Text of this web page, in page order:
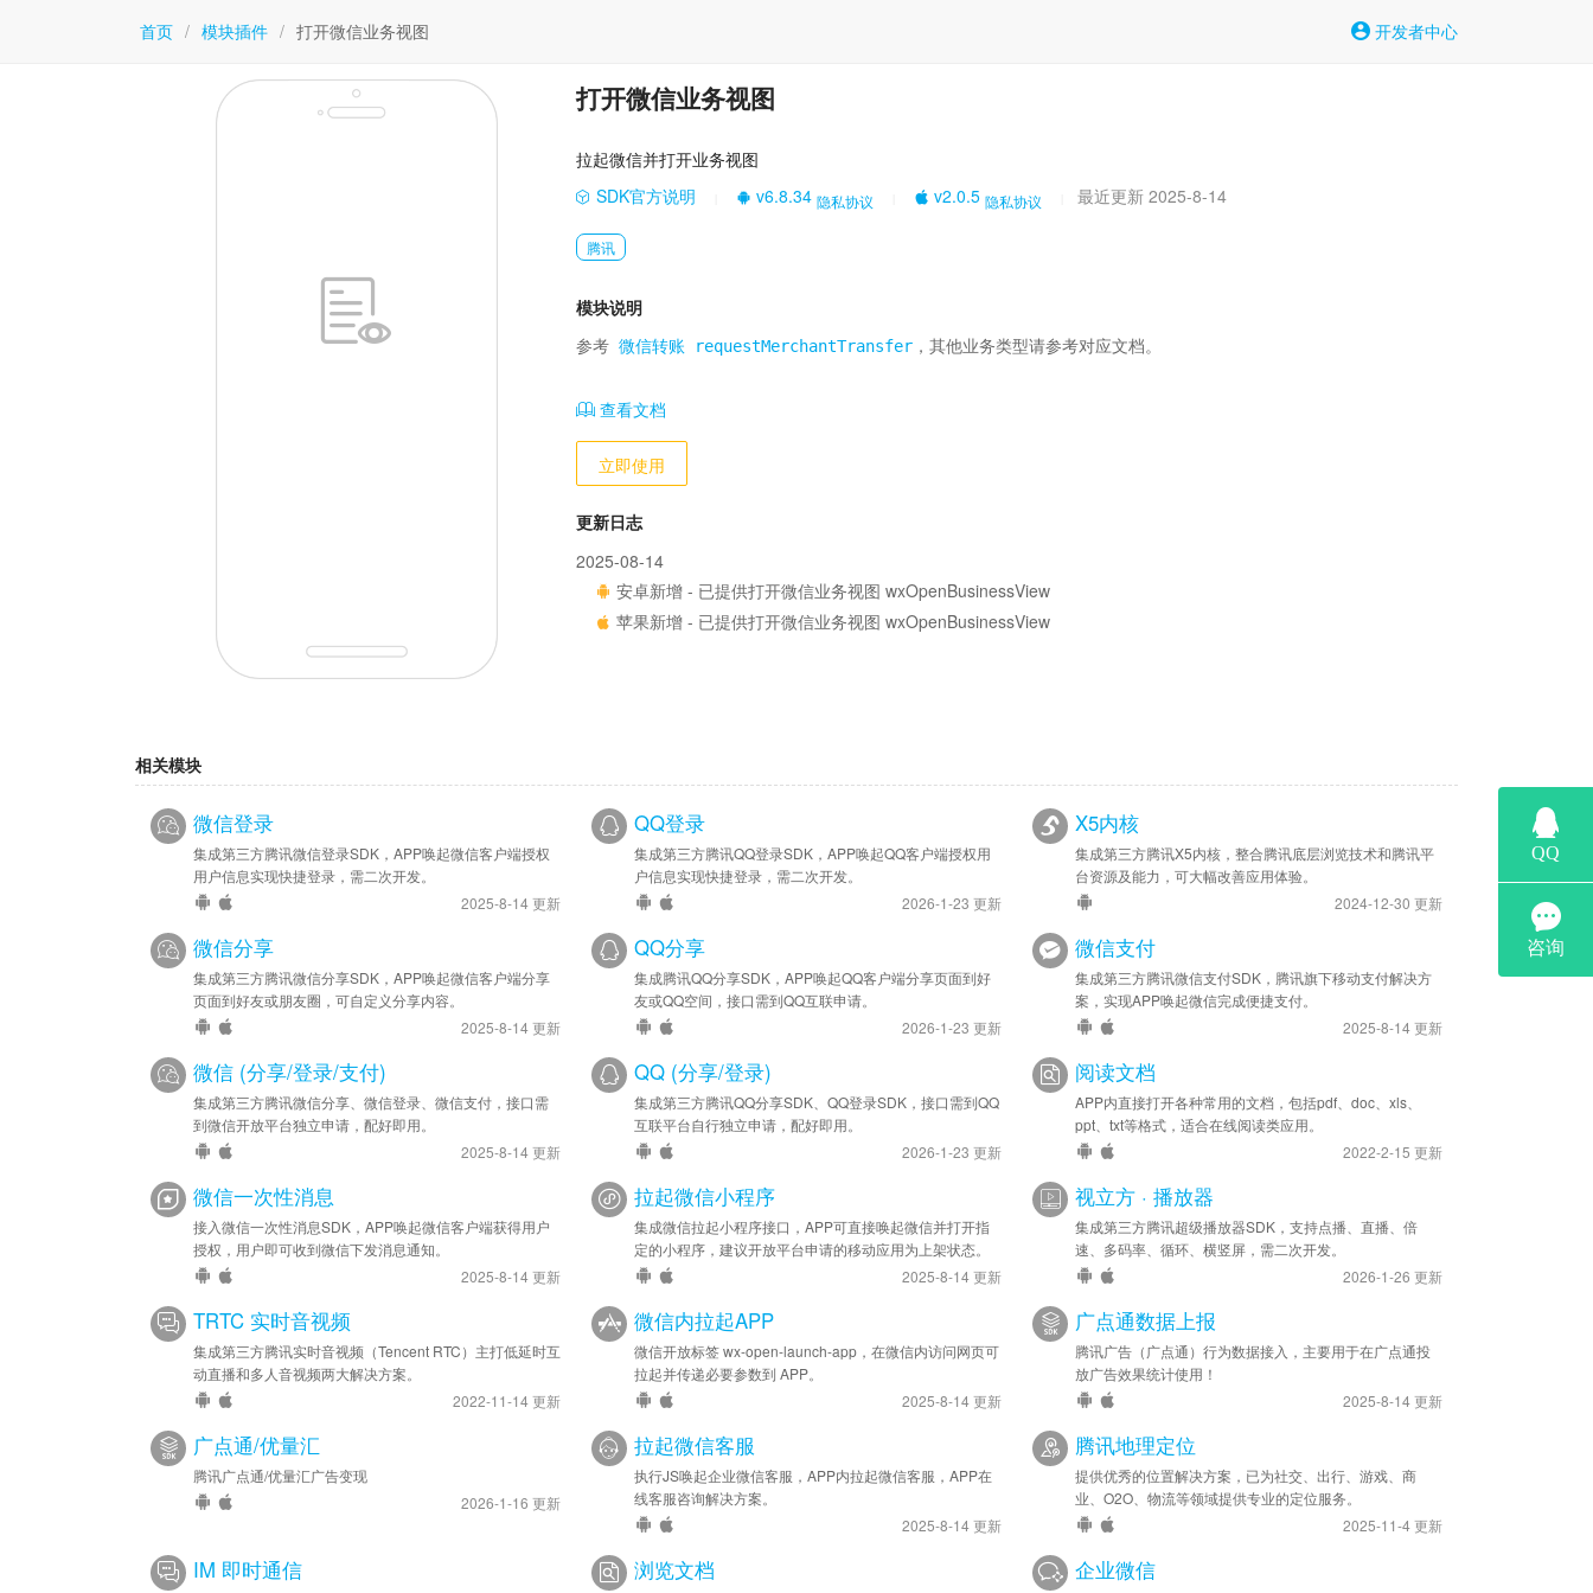
首页 / 模块插件 / 打开微信业务视图 开发者中心
打开微信业务视图
拉起微信并打开业务视图
SDK官方说明
v6.8.34 隐私协议 v2.0.5 隐私协议 最近更新 2025-8-14
腾讯
模块说明
参考 微信转账 requestMerchantTransfer ，其他业务类型请参考对应文档。
查看文档
立即使用
更新日志
2025-08-14
安卓新增 - 已提供打开微信业务视图 wxOpenBusinessView
苹果新增 - 已提供打开微信业务视图 wxOpenBusinessView
相关模块
微信登录
集成第三方腾讯微信登录SDK，APP唤起微信客户端授权
用户信息实现快捷登录，需二次开发。
2025-8-14 更新
QQ登录
集成第三方腾讯QQ登录SDK，APP唤起QQ客户端授权用
户信息实现快捷登录，需二次开发。
2026-1-23 更新
X5内核
集成第三方腾讯X5内核，整合腾讯底层浏览技术和腾讯平
台资源及能力，可大幅改善应用体验。
2024-12-30 更新
微信分享
集成第三方腾讯微信分享SDK，APP唤起微信客户端分享
页面到好友或朋友圈，可自定义分享内容。
2025-8-14 更新
QQ分享
集成腾讯QQ分享SDK，APP唤起QQ客户端分享页面到好
友或QQ空间，接口需到QQ互联申请。
2026-1-23 更新
微信支付
集成第三方腾讯微信支付SDK，腾讯旗下移动支付解决方
案，实现APP唤起微信完成便捷支付。
2025-8-14 更新
微信 (分享/登录/支付)
集成第三方腾讯微信分享、微信登录、微信支付，接口需
到微信开放平台独立申请，配好即用。
2025-8-14 更新
QQ (分享/登录)
集成第三方腾讯QQ分享SDK、QQ登录SDK，接口需到QQ
互联平台自行独立申请，配好即用。
2026-1-23 更新
阅读文档
APP内直接打开各种常用的文档，包括pdf、doc、xls、
ppt、txt等格式，适合在线阅读类应用。
2022-2-15 更新
微信一次性消息
接入微信一次性消息SDK，APP唤起微信客户端获得用户
授权，用户即可收到微信下发消息通知。
2025-8-14 更新
拉起微信小程序
集成微信拉起小程序接口，APP可直接唤起微信并打开指
定的小程序，建议开放平台申请的移动应用为上架状态。
2025-8-14 更新
视立方 · 播放器
集成第三方腾讯超级播放器SDK，支持点播、直播、倍
速、多码率、循环、横竖屏，需二次开发。
2026-1-26 更新
TRTC 实时音视频
集成第三方腾讯实时音视频（Tencent RTC）主打低延时互
动直播和多人音视频两大解决方案。
2022-11-14 更新
微信内拉起APP
微信开放标签 wx-open-launch-app，在微信内访问网页可
拉起并传递必要参数到 APP。
2025-8-14 更新
广点通数据上报
腾讯广告（广点通）行为数据接入，主要用于在广点通投
放广告效果统计使用！
2025-8-14 更新
广点通/优量汇
腾讯广点通/优量汇广告变现
2026-1-16 更新
拉起微信客服
执行JS唤起企业微信客服，APP内拉起微信客服，APP在
线客服咨询解决方案。
2025-8-14 更新
腾讯地理定位
提供优秀的位置解决方案，已为社交、出行、游戏、商
业、O2O、物流等领域提供专业的定位服务。
2025-11-4 更新
IM 即时通信 浏览文档 企业微信